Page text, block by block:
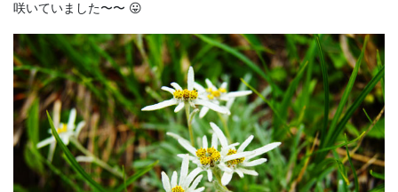
咲いていました〜〜 😛